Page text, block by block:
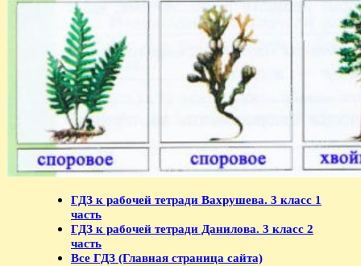
ГДЗ к рабочей тетради Вахрушева. 3 класс 1
часть
ГДЗ к рабочей тетради Данилова. 3 класс 2
часть
Все ГДЗ (Главная страница сайта)